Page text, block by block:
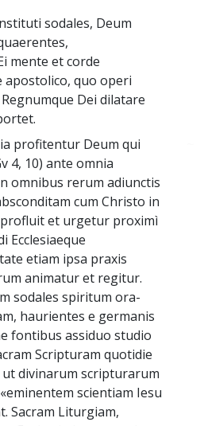
sodales, Deum
mente et corde
apostolico, quo operi
Dei dilatare
profitentur Deum qui
4, 10) ante omnia
omnibus rerum adiunctis
cum Christo in
profluit et urgetur proximì
Ecclesiaeque
etiam ipsa praxis
animatur et regitur.
sodales spiritum ora-
haurientes e germanis
fontibus assiduo studio
Scripturam quotidie
divinarum scripturarum
scientiam Iesu
Sacram Liturgiam,